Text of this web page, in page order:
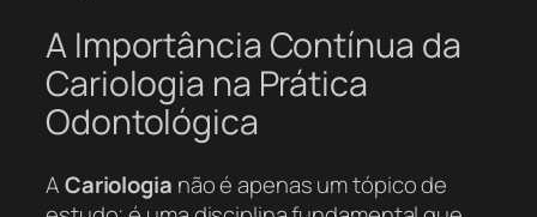
A Importância Contínua da
Cariologia na Prática
Odontológica
ACariologia não é apenas um tópico de